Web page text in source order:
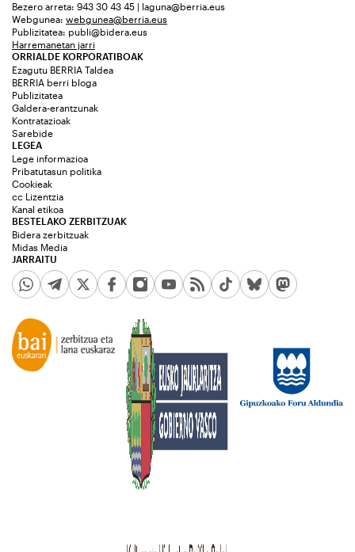
Bezero arreta: 943 30 43 45 | laguna@berria.eus
Webgunea: webgunea@berria.eus
Publizitatea: publi@bidera.eus
Harremanetan jarri
ORRIALDE KORPORATIBOAK
Ezagutu BERRIA Taldea
BERRIA berri bloga
Publizitatea
Galdera-erantzunak
Kontratazioak
Sarebide
JARRAITU
LEGEA
Lege informazioa
Pribatutasun politika
Cookieak
cc Lizentzia
Kanal etikoa
BESTELAKO ZERBITZUAK
Bidera zerbitzuak
Midas Media